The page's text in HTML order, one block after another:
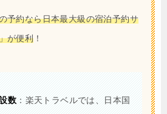
予約なら日本最大級の宿泊予約サ
が便利 ！
数 ：楽天トラベルでは、日本国